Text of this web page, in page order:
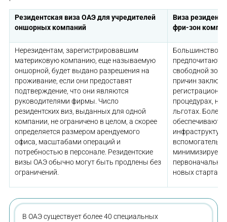
Резидентская виза ОАЭдля учредителей
оншорных компаний
Виза
фри-зон
Нерезидентам, зарегистрировавшим
материковую компанию, еще называемую
оншорной, будет выдано разрешения на
проживание, если они предоставят
подтверждение, что они являются
руководителями фирмы. Число
резидентских виз, выданных для одной
компании, не ограничено в целом, а скорее
определяется размером арендуемого
офиса, масштабами операций и
потребностью в персонале. Резидентские
визы ОАЭ обычно могут быть продлены без
ограничений.
Большинство
предпочитают
свободной
причин
процедурах,
льготах. Более
обеспечивают
минимизирует
новых
В ОАЭ существует более 40 специальных